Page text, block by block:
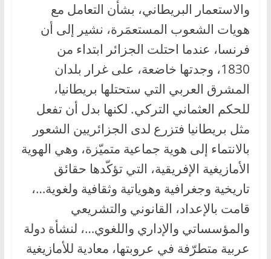
والاستعمار البريطاني، بشأن التعامل مع
هويات الشعوب المستعمَرة، نشير إلى أن
فرنسا، عندما احتلت الجزائر ابتداء من
1830، وجدتها خاضعة، على غرار بلدان
المشرق العربي التي ستحتلها بريطانيا،
للحكم العثماني التركي. لكنها بدل أن تفعل
مثل بريطانيا فتزرع لدى الجزائريين الشعور
بالانتماء إلى هوية جماعية متميّزة، وهي الهوية
الأمازيغية الإفريقية، التي تؤكّدها حقائق
تاريخية وجغرافية وهوياتية وثقافية ولغوية…،
قامت بالإعداد، القانوني والتشريعي
والمؤسساتي والإداري واللغوي…، لنشأة دولة
عربية متطرّفة في عروبتها، معادية للأمازيغية